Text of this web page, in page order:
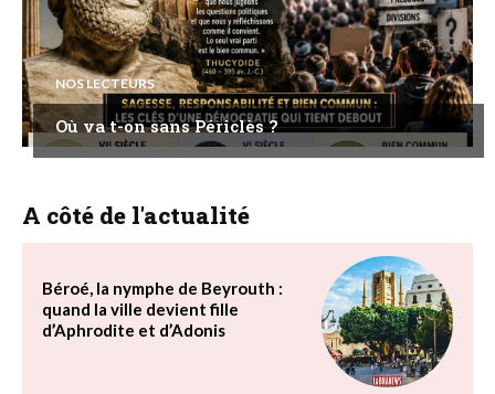
NOS LECTEURS
Où va t-on sans Périclès ?
A côté de l'actualité
Béroé, la nymphe de Beyrouth :
quand la ville devient fille
d’Aphrodite et d’Adonis